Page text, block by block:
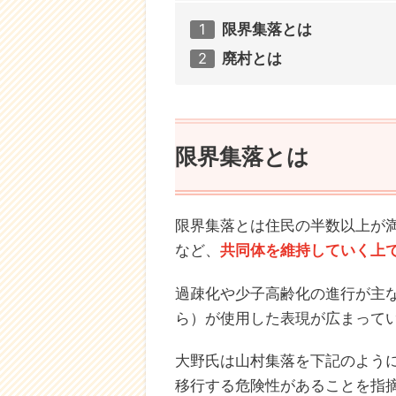
限界集落とは
廃村とは
限界集落とは
限界集落とは住民の半数以上が
など、 共同体を維持していく上
過疎化や少子高齢化の進行が主
ら）が使用した表現が広まって
大野氏は山村集落を下記のよう
移行する危険性があることを指